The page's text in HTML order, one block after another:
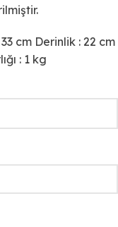
cm Derinlik : 22 cm
: 1 kg